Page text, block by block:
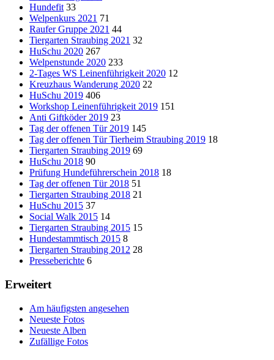
Hundefit 33
Welpenkurs 2021 71
Raufer Gruppe 2021 44
Tiergarten Straubing 2021 32
HuSchu 2020 267
Welpenstunde 2020 233
2-Tages WS Leinenführigkeit 2020 12
Kreuzhaus Wanderung 2020 22
HuSchu 2019 406
Workshop Leinenführigkeit 2019 151
Anti Giftköder 2019 23
Tag der offenen Tür 2019 145
Tag der offenen Tür Tierheim Straubing 2019 18
Tiergarten Straubing 2019 69
HuSchu 2018 90
Prüfung Hundeführerschein 2018 18
Tag der offenen Tür 2018 51
Tiergarten Straubing 2018 21
HuSchu 2015 37
Social Walk 2015 14
Tiergarten Straubing 2015 15
Hundestammtisch 2015 8
Tiergarten Straubing 2012 28
Presseberichte 6
Erweitert
Am häufigsten angesehen
Neueste Fotos
Neueste Alben
Zufällige Fotos